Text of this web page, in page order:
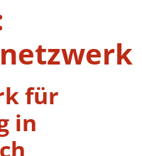
für
in